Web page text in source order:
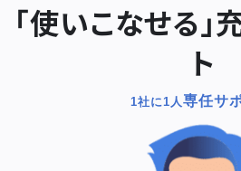
「使いこなせる
ト
1社に1人専任サ